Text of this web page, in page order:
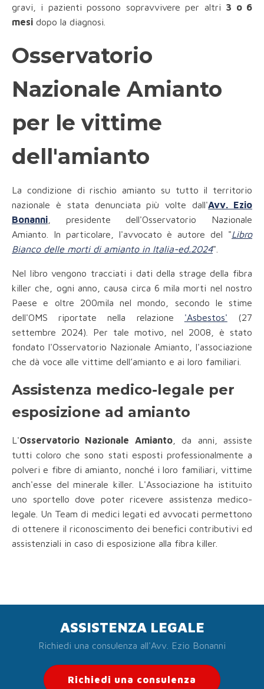
gravi, i pazienti possono sopravvivere per altri 3 o 6
mesi dopo la diagnosi.
Osservatorio
Nazionale Amianto
per le vittime
dell'amianto
La condizione di rischio amianto su tutto il territorio
nazionale è stata denunciata più volte dall'Avv. Ezio
Bonanni , presidente dell'Osservatorio Nazionale
Amianto. In particolare, l'avvocato è autore del "Libro
Bianco delle morti di amianto in Italia-ed.2024".
Nel libro vengono tracciati i dati della strage della fibra
killer che, ogni anno, causa circa 6 mila morti nel nostro
Paese e oltre 200mila nel mondo, secondo le stime
dell'OMS riportate nella relazione 'Asbestos' (27
settembre 2024). Per tale motivo, nel 2008, è stato
fondato l'Osservatorio Nazionale Amianto, l'associazione
che dà voce alle vittime dell’amianto e ai loro familiari.
Assistenza medico-legale per
esposizione ad amianto
L'Osservatorio Nazionale Amianto, da anni, assiste
tutti coloro che sono stati esposti professionalmente a
polveri e fibre di amianto, nonché i loro familiari, vittime
anch'esse del minerale killer. L'Associazione ha istituito
uno sportello dove poter ricevere assistenza medico-
legale. Un Team di medici legati ed avvocati permettono
di ottenere il riconoscimento dei benefici contributivi ed
assistenziali in caso di esposizione alla fibra killer.
ASSISTENZA LEGALE
Richiedi una consulenza all'Avv. Ezio Bonanni
Richiedi una consulenza